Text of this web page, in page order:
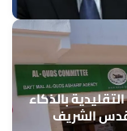
بالذكاء
الشريف